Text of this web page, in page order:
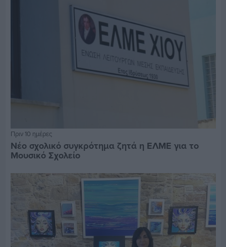
Πριν 10 ημέρες
Νέο σχολικό συγκρότημα ζητά η ΕΛΜΕ για το
Μουσικό Σχολείο